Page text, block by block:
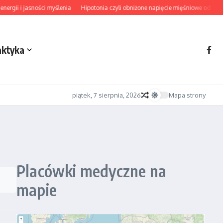
i jasności myślenia Hipotonia czyli obniżone napięcie mięśniowe od
piątek, 7 sierpnia, 2026 Mapa strony
Placówki medyczne na
mapie